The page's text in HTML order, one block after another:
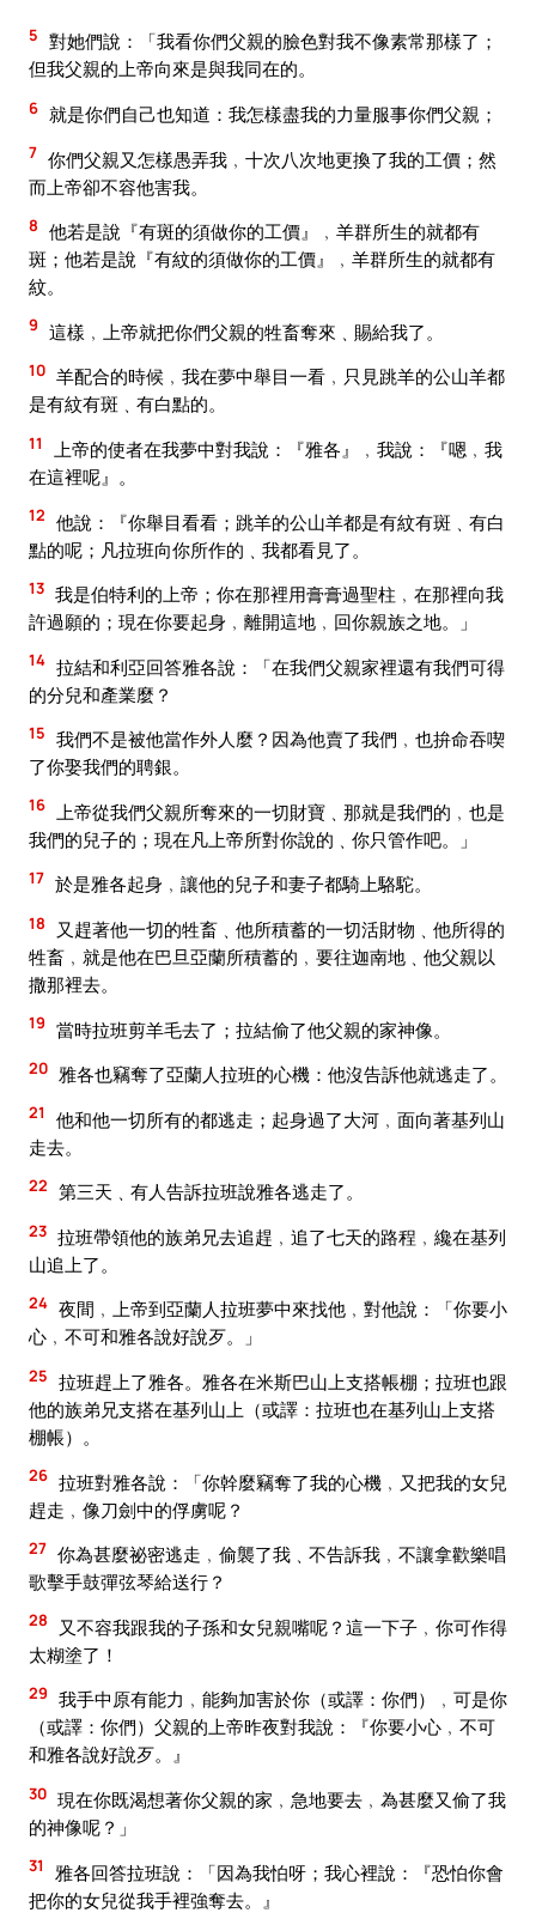
5 對她們說：「我看你們父親的臉色對我不像素常那樣了；
但我父親的上帝向來是與我同在的。
6 就是你們自己也知道：我怎樣盡我的力量服事你們父親；
7 你們父親又怎樣愚弄我﹐十次八次地更換了我的工價；然
而上帝卻不容他害我。
8 他若是說『有斑的須做你的工價』﹐羊群所生的就都有
斑；他若是說『有紋的須做你的工價』﹐羊群所生的就都有
紋。
9 這樣﹐上帝就把你們父親的牲畜奪來﹑賜給我了。
10 羊配合的時候﹐我在夢中舉目一看﹐只見跳羊的公山羊都
是有紋有斑﹑有白點的。
11
上帝的使者在我夢中對我說：『雅各』﹐我說：『嗯﹐我
在這裡呢』。
12 他說：『你舉目看看；跳羊的公山羊都是有紋有斑﹑有白
點的呢；凡拉班向你所作的﹑我都看見了。
13 我是伯特利的上帝；你在那裡用膏膏過聖柱﹐在那裡向我
許過願的；現在你要起身﹐離開這地﹐回你親族之地。」
14 拉結和利亞回答雅各說：「在我們父親家裡還有我們可得
的分兒和產業麼？
15 我們不是被他當作外人麼？因為他賣了我們﹐也拚命吞喫
了你娶我們的聘銀。
16
上帝從我們父親所奪來的一切財寶﹑那就是我們的﹐也是
我們的兒子的；現在凡上帝所對你說的﹑你只管作吧。」
17 於是雅各起身﹐讓他的兒子和妻子都騎上駱駝。
18
又趕著他一切的牲畜﹑他所積蓄的一切活財物﹑他所得的
牲畜﹐就是他在巴旦亞蘭所積蓄的﹐要往迦南地﹑他父親以
撒那裡去。
19 當時拉班剪羊毛去了；拉結偷了他父親的家神像。
20 雅各也竊奪了亞蘭人拉班的心機：他沒告訴他就逃走了。
21
他和他一切所有的都逃走；起身過了大河﹐面向著基列山
走去。
22 第三天﹑有人告訴拉班說雅各逃走了。
23 拉班帶領他的族弟兄去追趕﹐追了七天的路程﹐纔在基列
山追上了。
24 夜間﹐上帝到亞蘭人拉班夢中來找他﹐對他說：「你要小
心﹐不可和雅各說好說歹。」
25 拉班趕上了雅各。雅各在米斯巴山上支搭帳棚；拉班也跟
他的族弟兄支搭在基列山上（或譯：拉班也在基列山上支搭
棚帳）。
26 拉班對雅各說：「你幹麼竊奪了我的心機﹐又把我的女兒
趕走﹐像刀劍中的俘虜呢？
27 你為甚麼祕密逃走﹐偷襲了我﹑不告訴我﹐不讓拿歡樂唱
歌擊手鼓彈弦琴給送行？
28
又不容我跟我的子孫和女兒親嘴呢？這一下子﹐你可作得
太糊塗了！
29 我手中原有能力﹐能夠加害於你（或譯：你們）﹐可是你
（或譯：你們）父親的上帝昨夜對我說：『你要小心﹐不可
和雅各說好說歹。』
30 現在你既渴想著你父親的家﹐急地要去﹐為甚麼又偷了我
的神像呢？」
31
雅各回答拉班說：「因為我怕呀；我心裡說：『恐怕你會
把你的女兒從我手裡強奪去。』